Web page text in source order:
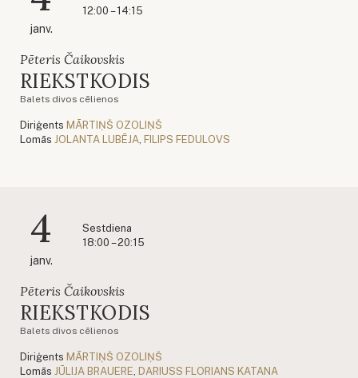
janv.
12:00 – 14:15
Pēteris Čaikovskis
RIEKSTKODIS
Balets divos cēlienos
Diriģents MĀRTIŅŠ OZOLIŅŠ
Lomās JOLANTA LUBĒJA FILIPS FEDULOVS
4
janv.
Sestdiena
18:00 – 20:15
Pēteris Čaikovskis
RIEKSTKODIS
Balets divos cēlienos
Diriģents MĀRTIŅŠ OZOLIŅŠ
Lomās JŪLIJA BRAUERE DARIUSS FLORIANS KATANA